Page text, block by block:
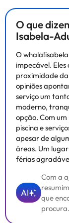
O que
Isabela-
O
impecável.
proximidade
opiniões
serviço um
moderno,
opção. Com
piscina e
apesar de
áreas. Um
férias
AI
Com a
que
procura.